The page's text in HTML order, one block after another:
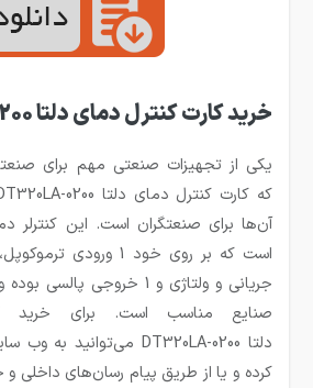
خرید کارت کنترل دمای دلتا DT320LA-0200
یکی از تجهیزات صنعتی مهم برای
آن‌ها برای صنعتگران است. این کنترلر
جریانی و ولتاژی و 1 خروجی
صنایع مناسب است. برای خرید
دلتا DT320LA-0200 می‌توانید به وب سایت
کرده و یا از طریق پیام رسان‌های داخلی و